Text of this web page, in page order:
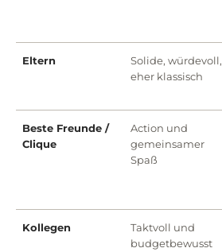
Eltern
Solide, würdevoll,
eher klassisch
Beste Freunde /
Clique
Action und
gemeinsamer
Spaß
Kollegen
Taktvoll und
budgetbewusst